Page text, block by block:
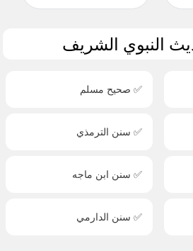
النبوي الشريف
✅ صحيح مسلم
✅ سنن الترمذي
✅ سنن ابن ماجه
✅ سنن الدارمي